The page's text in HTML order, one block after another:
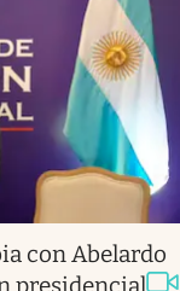
con Abelardo
presidencial